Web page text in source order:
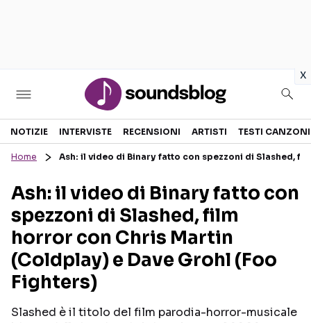
x
Sezioni
RECENSIONI MUSICALI
INTERVISTE
GOSSIP E CURIOSITÀ
TESTI CANZONI
TOUR ED EVENTI
TALENT SHOW
NOTIZIE INTERVISTE RECENSIONI ARTISTI TESTI CANZONI
Home Ash: il video di Binary fatto con spezzoni di Slashed,
Ash: il video di Binary fatto con
spezzoni di Slashed, film
horror con Chris Martin
(Coldplay) e Dave Grohl (Foo
Fighters)
Slashed è il titolo del film parodia-horror-musicale